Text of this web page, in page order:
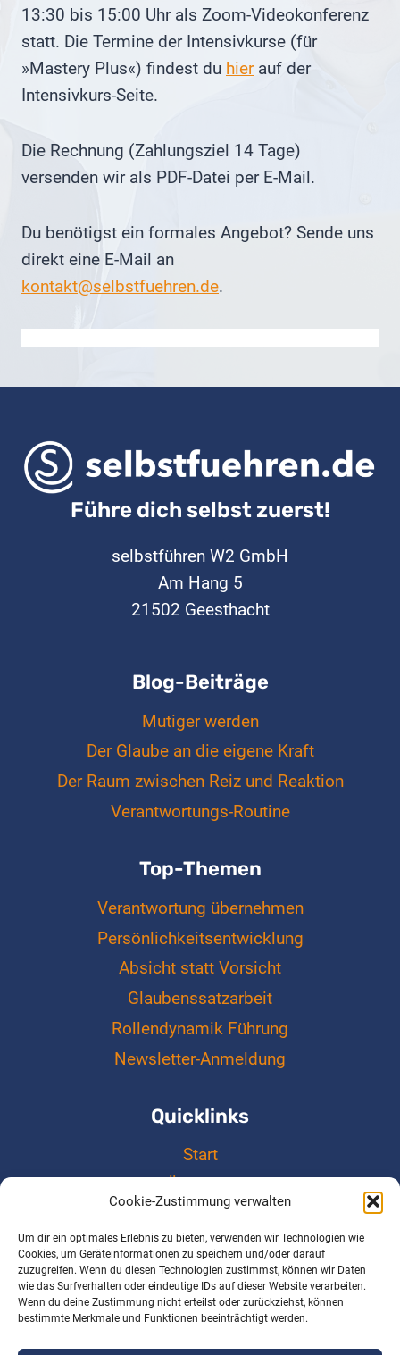
Cookie-Zustimmung verwalten
Um dir ein optimales Erlebnis zu bieten, verwenden wir Technologien wie
Cookies, um Geräteinformationen zu speichern und/oder darauf
zuzugreifen. Wenn du diesen Technologien zustimmst, können wir Daten
wie das Surfverhalten oder eindeutige IDs auf dieser Website verarbeiten.
Wenn du deine Zustimmung nicht erteilst oder zurückziehst, können
bestimmte Merkmale und Funktionen beeinträchtigt werden.
13:30 bis 15:00 Uhr als Zoom-Videokonferenz
statt. Die Termine der Intensivkurse (für
»Mastery Plus«) findest du hierauf der
Intensivkurs-Seite.
Die Rechnung (Zahlungsziel 14 Tage)
versenden wir als PDF-Datei per E-Mail.
Du benötigst ein formales Angebot? Sende uns
direkt eine E-Mail an
kontakt@selbstfuehren.de.
Führe dich selbst zuerst!
selbstführen W2 GmbH
Am Hang 5
21502 Geesthacht
Blog-Beiträge
Mutiger werden
Der Glaube an die eigene Kraft
Der Raum zwischen Reiz und Reaktion
Verantwortungs-Routine
Top-Themen
Verantwortung übernehmen
Persönlichkeitsentwicklung
Absicht statt Vorsicht
Glaubenssatzarbeit
Rollendynamik Führung
Newsletter-Anmeldung
Quicklinks
Start
Cookie-Richtlinie (EU)
Kontakt
Impressum
Datenschutz